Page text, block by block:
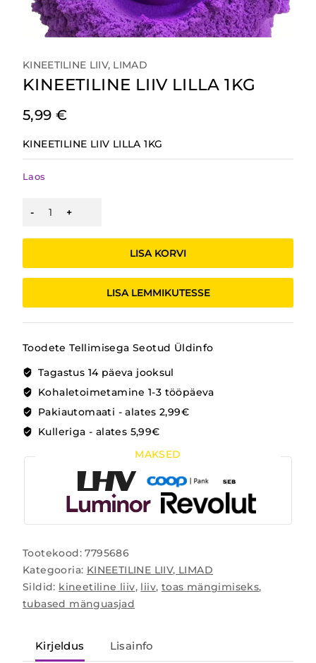
KINEETILINE LIIV, LIMAD
KINEETILINE LIIV LILLA 1KG
5,99 €
KINEETILINE LIIV LILLA 1KG
Laos
LILLA
kogus
LISA KORVI
LISA LEMMIKUTESSE
Toodete Tellimisega Seotud Üldinfo
Tagastus 14 päeva jooksul
Kohaletoimetamine 1-3 tööpäeva
Pakiautomaati - alates 2,99€
Kulleriga - alates 5,99€
MAKSED
Tootekood:7795686
Kategooria: KINEETILINE LIIV, LIMAD
Sildid: kineetiline liiv, liiv, toas mängimiseks,
tubased mänguasjad
Kirjeldus Lisainfo